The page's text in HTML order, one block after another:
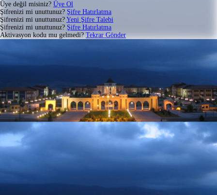
Üye değil misiniz? Üye Ol
Şifrenizi mi unuttunuz? Şifre Hatırlatma
Şifrenizi mi unuttunuz? Yeni Şifre Talebi
Şifrenizi mi unuttunuz? Şifre Hatırlatma
Aktivasyon kodu mu gelmedi? Tekrar Gönder